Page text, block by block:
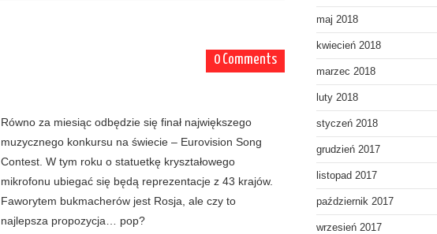
0 Comments
Równo za miesiąc odbędzie się finał największego
muzycznego konkursu na świecie – Eurovision Song
Contest. W tym roku o statuetkę kryształowego
mikrofonu ubiegać się będą reprezentacje z 43 krajów.
Faworytem bukmacherów jest Rosja, ale czy to
najlepsza propozycja… pop?
maj 2018
kwiecień 2018
marzec 2018
luty 2018
styczeń 2018
grudzień 2017
listopad 2017
październik 2017
wrzesień 2017